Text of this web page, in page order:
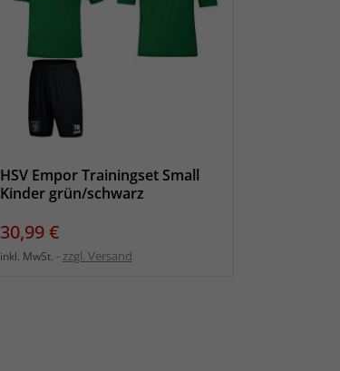
HSV Empor Trainingset Small
Kinder grün/schwarz
Preis
30,99 €
inkl. MwSt. zzgl. Versand